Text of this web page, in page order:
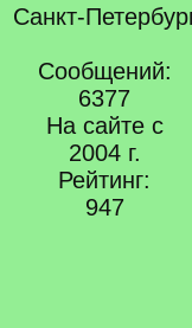
Санкт-
Сообщений:
6377
На сайте с
2004 г.
Рейтинг:
947